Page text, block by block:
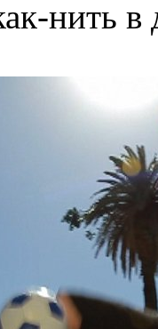
нить в